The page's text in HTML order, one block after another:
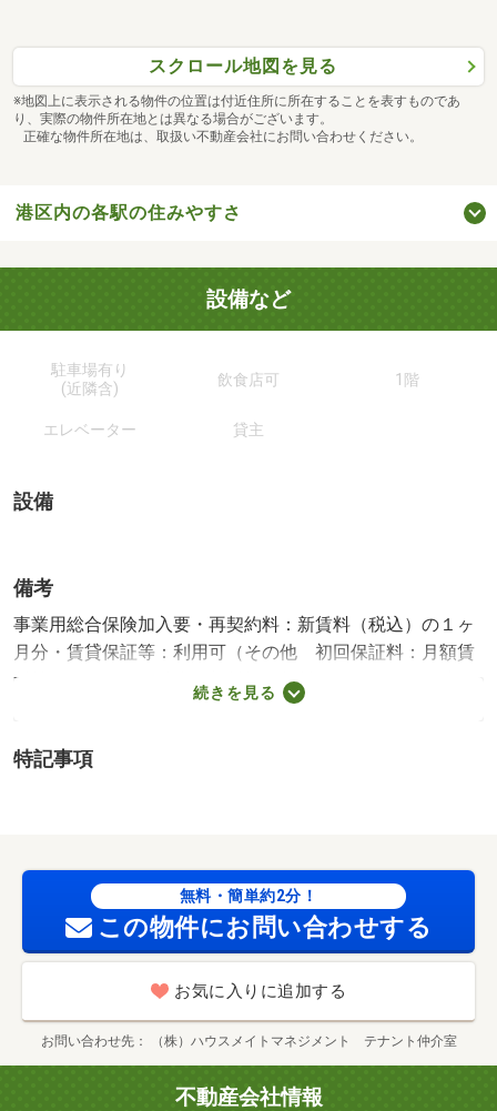
スクロール地図を見る
※地図上に表示される物件の位置は付近住所に所在することを表すものであ
り、実際の物件所在地とは異なる場合がございます。
正確な物件所在地は、取扱い不動産会社にお問い合わせください。
港区内の各駅の住みやすさ
設備など
駐車場有り
(近隣含)
飲食店可 1階
エレベーター 貸主
設備
備考
事業用総合保険加入要・再契約料：新賃料（税込）の１ヶ
月分・賃貸保証等：利用可（その他 初回保証料：月額賃
料等の１００％ 以降更新料毎月賃料の０．８％）・建物
構造：鉄骨造・木造・汐留通り沿い・複数沿線利用可能・
月:2026/02新築
続きを見る
特記事項
無料・簡単約2分！
この物件にお問い合わせする
お気に入りに追加する
お問い合わせ先 （株）ハウスメイトマネジメント テナント仲介室
不動産会社情報